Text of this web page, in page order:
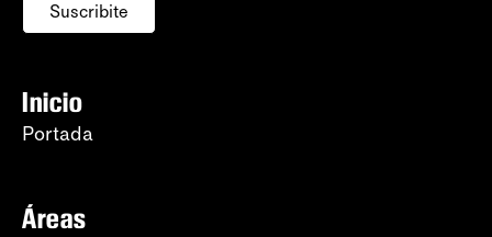
Suscribite
Inicio
Portada
Áreas